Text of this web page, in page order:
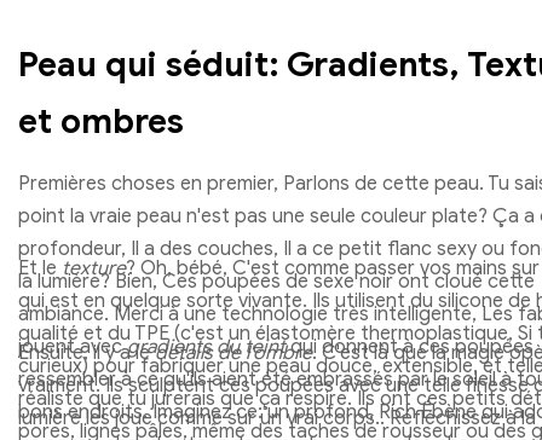
Peau qui séduit: Gradients,
et ombres
Premières choses en premier, Parlons de cette peau. Tu
point la vraie peau n'est pas une seule couleur plate? Ça a
profondeur, Il a des couches, Il a ce petit flanc sexy ou
la lumière? Bien, Ces poupées de sexe noir ont cloué cette
ambiance. Merci à une technologie très intelligente, Les
jouent avecgradients du teintqui donnent à ces poupées
ressembler à ce qu'ils aient été embrassés par le soleil à
bons endroits. Imaginez ce: un profond, Rich Ébène qui
Et le texture? Oh, bébé, C'est comme passer vos mains
qui est en quelque sorte vivante. Ils utilisent du silicone de
qualité et du TPE (c'est un élastomère thermoplastique, Si
curieux) pour fabriquer une peau douce, extensible, et
réaliste que tu jurerais que ça respire. Ils ont ces petits
pores, lignes pâles, même des taches de rousseur ou des
Ensuite, il y a ledétails de l'ombre. C'est là que la magie
vraiment. Ils sculptent ces poupées avec une telle finesse
lumière les joue comme sur un vrai corps.. Réfléchissez à